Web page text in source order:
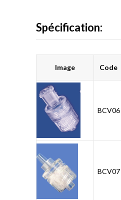
Spécification:
Image Code
BCV06
BCV07